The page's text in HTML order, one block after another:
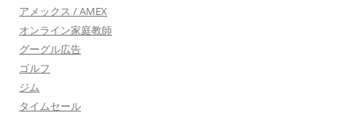
アメックス / AMEX
オンライン家庭教師
グーグル広告
ゴルフ
ジム
タイムセール